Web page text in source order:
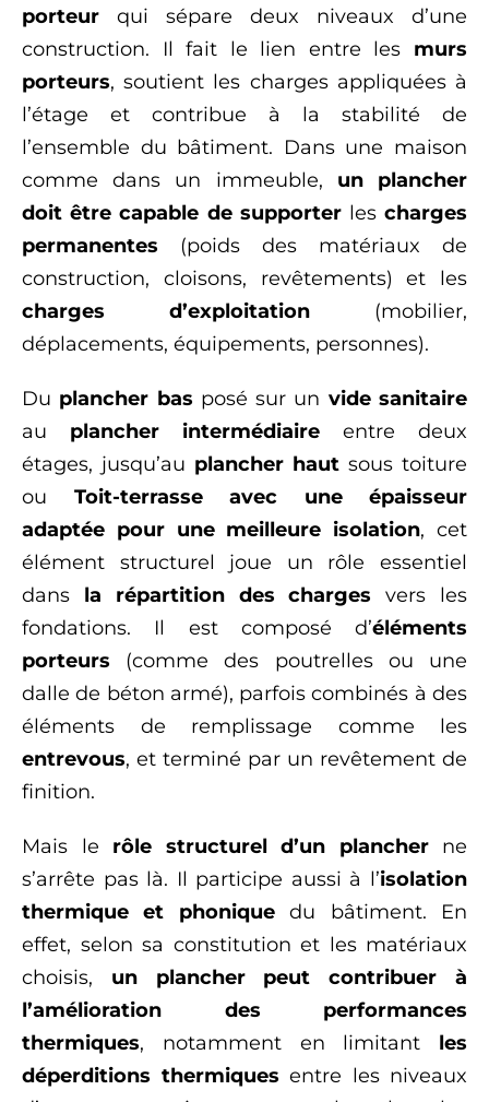
porteur qui sépare deux niveaux d’une
construction. Il fait le lien entre les murs
porteurs, soutient les charges appliquées à
l’étage et contribue à la stabilité de
l’ensemble du bâtiment. Dans une maison
comme dans un immeuble, un plancher
doit être capable de supporterlescharges
permanentes (poids des matériaux de
construction, cloisons, revêtements) et les
charges d’exploitation (mobilier,
déplacements, équipements, personnes).
Du plancher bas posé sur un vide sanitaire
au plancher intermédiaire entre deux
étages, jusqu’au plancher haut sous toiture
ou Toit-terrasse avec une épaisseur
adaptée pour une meilleure isolation, cet
élément structurel joue un rôle essentiel
dans la répartition des charges vers les
fondations. Il est composé d’éléments
porteurs (comme des poutrelles ou une
dalle de béton armé), parfois combinés à des
éléments de remplissage comme les
entrevous, et terminé par un revêtement de
finition.
Mais le rôle structurel d’un plancherne
s’arrête pas là. Il participe aussi à l’isolation
thermique et phoniquedu bâtiment. En
effet, selon sa constitution et les matériaux
choisis, un plancher peut contribuer à
l’amélioration des performances
thermiques, notamment en limitant les
déperditions thermiques entre les niveaux